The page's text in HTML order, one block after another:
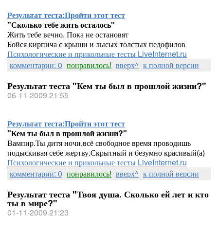
Результат теста:Пройти этот тест
"Сколько тебе жить осталось"
Жить тебе вечно. Пока не остановят
Бойся кирпича с крыши и лысых толстых педофилов
Психологические и прикольные тесты LiveInternet.ru
комментарии: 0 понравилось! вверх^ к полной версии
Результат теста "Кем ты был в прошлой жизни?"
06-11-2009 21:55
Результат теста:Пройти этот тест
"Кем ты был в прошлой жизни?"
Вампир.Ты дитя ночи,всё свободное время проводишь
подыскивая себе жертву.Скрытный и безумно красивый(а)
Психологические и прикольные тесты LiveInternet.ru
комментарии: 0 понравилось! вверх^ к полной версии
Результат теста "Твоя душа. Сколько ей лет и кто
ты в мире?"
01-11-2009 21:23